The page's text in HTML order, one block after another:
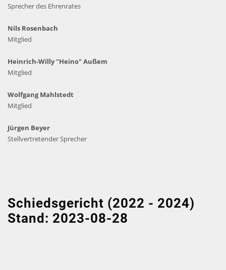
Sprecher des Ehrenrates
Nils Rosenbach
Mitglied
Heinrich-Willy "Heino" Außem
Mitglied
Wolfgang Mahlstedt
Mitglied
Jürgen Beyer
StellvertretenderSprecher
Schiedsgericht (2022 - 2024)
Stand: 2023-08-28